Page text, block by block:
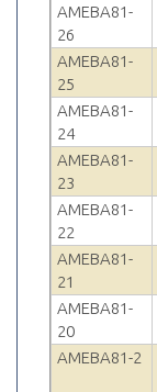
AMEBA81-
26
AMEBA81-
25
AMEBA81-
24
AMEBA81-
23
AMEBA81-
22
AMEBA81-
21
AMEBA81-
20
AMEBA81-2